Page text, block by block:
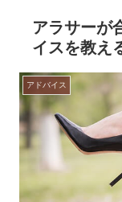
アラサーが
イスを教え
アドバイス